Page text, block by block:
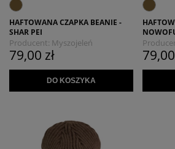
HAFTOWANA CZAPKA BEANIE -
SHAR PEI
Producent: Myszojeleń
79,00 zł
DO KOSZYKA
79,00